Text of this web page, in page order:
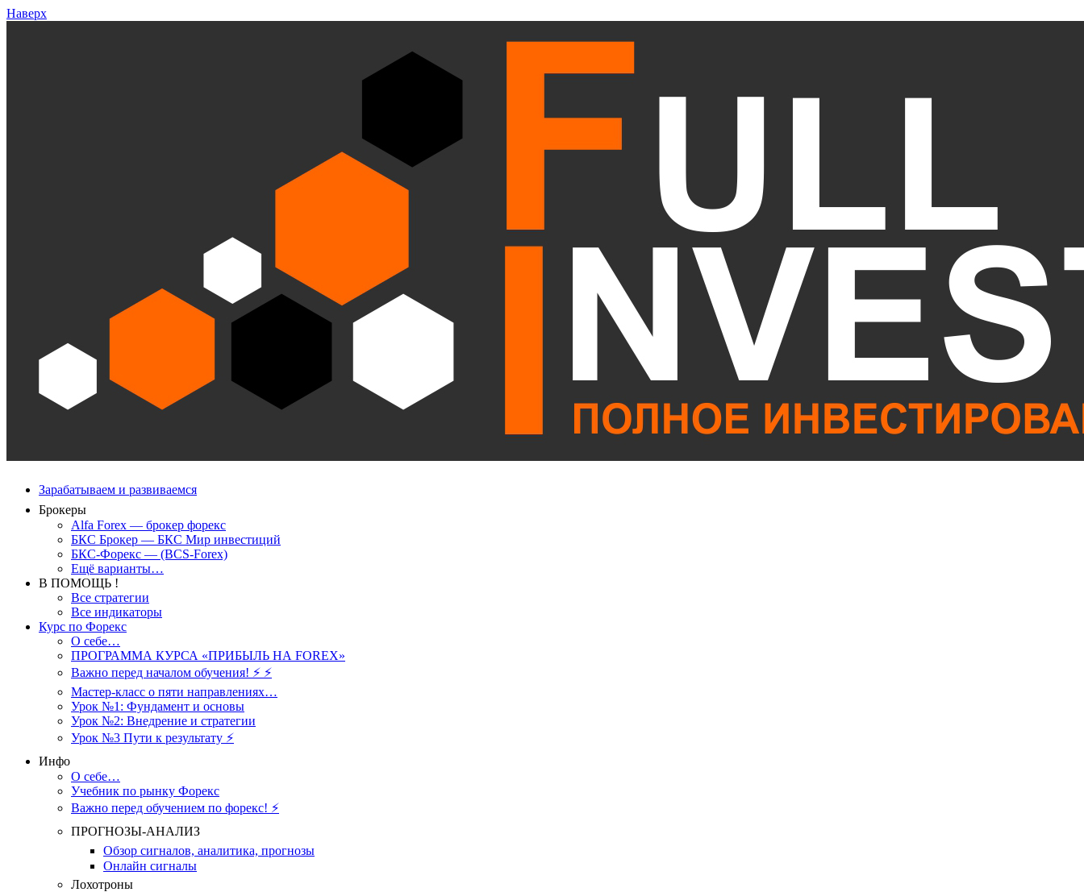
Наверх
Зарабатываем и развиваемся
Брокеры
Alfa Forex — брокер форекс
БКС Брокер — БКС Мир инвестиций
БКС-Форекс — (BCS-Forex)
Ещё варианты…
В ПОМОЩЬ !
Все стратегии
Все индикаторы
Курс по Форекс
О себе…
ПРОГРАММА КУРСА «ПРИБЫЛЬ НА FOREX»
Важно перед началом обучения! ⚡ ⚡
Мастер-класс о пяти направлениях…
Урок №1: Фундамент и основы
Урок №2: Внедрение и стратегии
Урок №3 Пути к результату ⚡️
Инфо
О себе…
Учебник по рынку Форекс
Важно перед обучением по форекс! ⚡
ПРОГНОЗЫ-АНАЛИЗ
Обзор сигналов, аналитика, прогнозы
Онлайн сигналы
Лохотроны